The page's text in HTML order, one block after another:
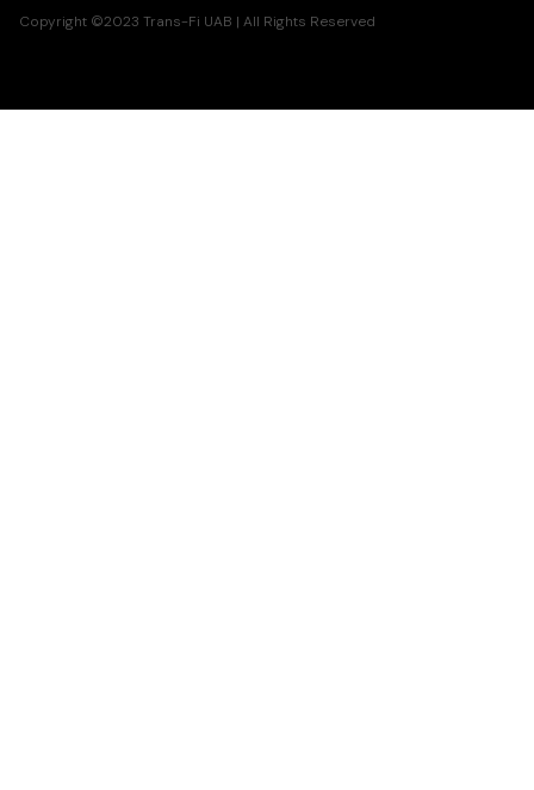
Copyright ©2023 Trans-Fi UAB | All Rights Reserved